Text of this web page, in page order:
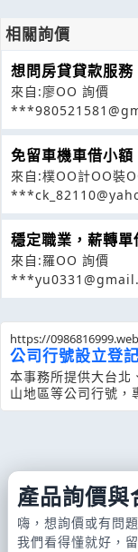
相關詢價
想問房貸貸款服務
來自:廖OO 詢價
免留車機車借小額
來自:樸OO計OO裝
穩定職業，薪轉單
來自:羅OO 詢價
https://
公司行號設立登
本事務所提供大台北
山地區等公司行號，
產品詢價與
嗨，想詢價或有問
我們看得懂就好，